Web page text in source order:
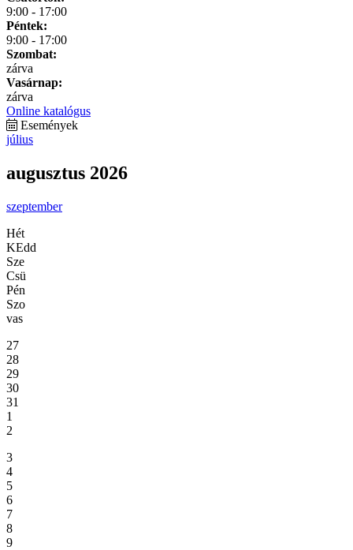
9:00 - 17:00
Péntek:
9:00 - 17:00
Szombat:
zárva
Vasárnap:
zárva
Online katalógus
Események
július
augusztus 2026
szeptember
Hét
KEdd
Sze
Csü
Pén
Szo
vas
27
28
29
30
31
1
2
3
4
5
6
7
8
9